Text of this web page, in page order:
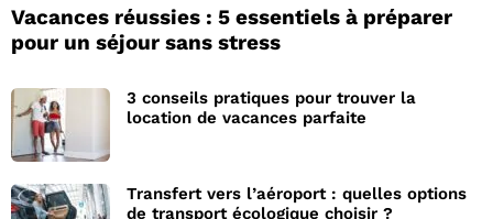
Vacances réussies : 5 essentiels à préparer
pour un séjour sans stress
3 conseils pratiques pour trouver la
location de vacances parfaite
Transfert vers l’aéroport : quelles options
de transport écologique choisir ?